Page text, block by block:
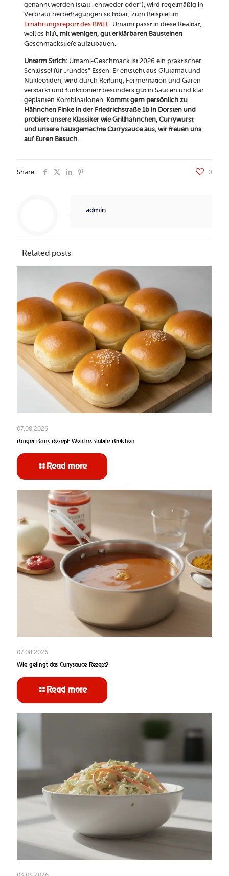
genannt werden (statt „entweder oder“), wird regelmäßig in
Verbraucherbefragungen sichtbar, zum Beispiel im
Ernährungsreport des BMEL. Umami passt in diese Realität,
weil es hilft, mit wenigen, gut erklärbaren Bausteinen
Geschmackstiefe aufzubauen.
Unterm Strich:Umami-Geschmack ist 2026 ein praktischer
Schlüssel für „rundes“ Essen: Er entsteht aus Glutamat und
Nukleotiden, wird durch Reifung, Fermentation und Garen
verstärkt und funktioniert besonders gut in Saucen und klar
geplanten Kombinationen. Kommt gern persönlich zu
Hähnchen Finke in der Friedrichstraße 1b in Dorsten und
probiert unsere Klassiker wie Grillhähnchen, Currywurst
und unsere hausgemachte Currysauce aus, wir freuen uns
auf Euren Besuch.
Share 0
admin
Related posts
07.08.2026
Burger Buns Rezept: Weiche, stabile Brötchen
Read more
07.08.2026
Wie gelingt das Currysauce-Rezept?
Read more